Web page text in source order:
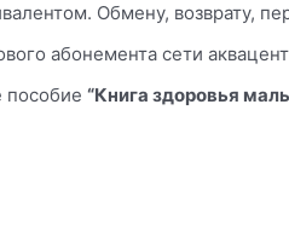
Обмену, возврату,
пособие “Книга здоровья